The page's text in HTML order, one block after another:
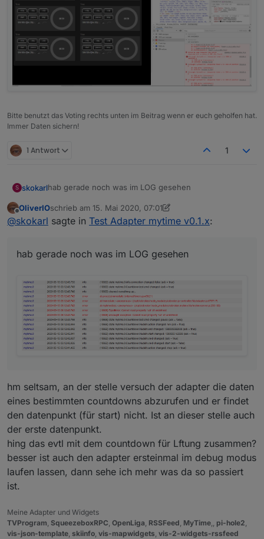
Bitte benutzt das Voting rechts unten im Beitrag wenn er euch geholfen hat.
Immer Daten sichern!
1 Antwort 1
S skokarlhab gerade noch was im LOG gesehen
Offline
OliverIOschrieb am 15. Mai 2020, 07:01
zuletzt editiert von OliverIO
@skokarl sagte in Test Adapter mytime v0.1.x:
hab gerade noch was im LOG gesehen
hm seltsam, an der stelle versuch der adapter die daten
eines bestimmten countdowns abzurufen und er findet
den datenpunkt (für start) nicht. Ist an dieser stelle auch
der erste datenpunkt.
hing das evtl mit dem countdown für Lftung zusammen?
besser ist auch den adapter ersteinmal im debug modus
laufen lassen, dann sehe ich mehr was da so passiert
ist.
Meine Adapter und Widgets
TVProgram, SqueezeboxRPC, OpenLiga, RSSFeed, MyTime,, pi-hole2,
vis-json-template, skiinfo, vis-mapwidgets, vis-2-widgets-rssfeed